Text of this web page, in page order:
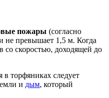
пожары (согласно
не превышает 1,5 м. Когда
со скоростью, доходящей до
торфяниках следует
и дым, который